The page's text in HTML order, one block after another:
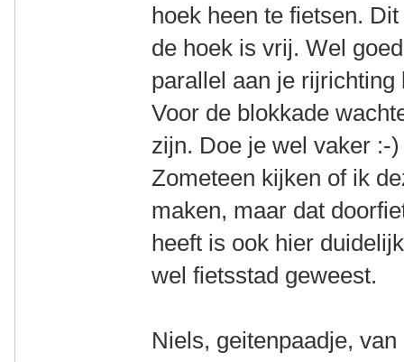
hoek heen te fietsen.
de hoek is vrij. Wel
parallel aan je
Voor de blokkade
zijn. Doe je wel vaker :-)
Zometeen kijken of ik
maken, maar dat
heeft is ook hier
wel fietsstad geweest.
Niels, geitenpaadje,